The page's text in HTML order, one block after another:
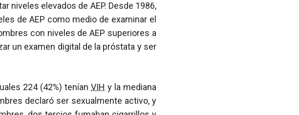
niveles elevados de AEP. Desde 1986,
de AEP como medio de examinar el
con niveles de AEP superiores a
un examen digital de la próstata y ser
224 (42%) tenían VIH y la mediana
declaró ser sexualmente activo, y